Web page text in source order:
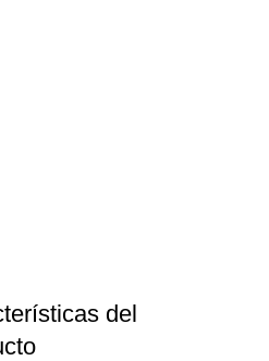
del